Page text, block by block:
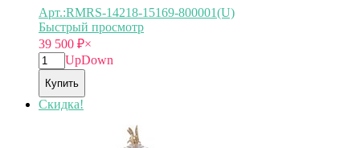
Арт.:RMRS-14218-15169-800001(U)
Быстрый просмотр
39 500 ₽×
UpDown
Купить
Скидка!